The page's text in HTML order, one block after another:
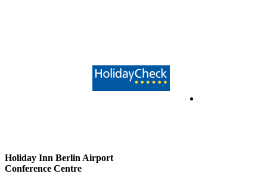
Holiday Inn Berlin Airport
Conference Centre